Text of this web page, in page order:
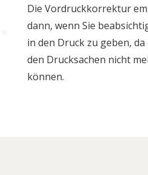
Die Vordruckkorrektur
dann, wenn Sie
in den Druck zu geben,
den Drucksachen nicht
können.